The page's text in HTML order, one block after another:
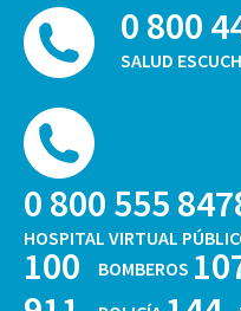
0 800
SALUD
0 800 555
HOSPITAL VIRTUAL
100 BOMBEROS